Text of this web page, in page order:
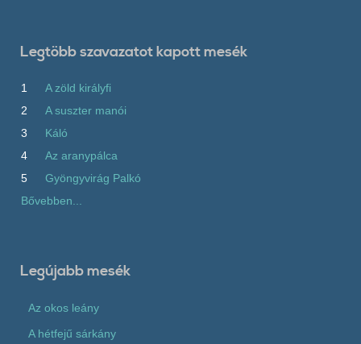
Legtöbb szavazatot kapott mesék
1
A zöld királyfi
2
A suszter manói
3
Káló
4
Az aranypálca
5
Gyöngyvirág Palkó
Bővebben...
Legújabb mesék
Az okos leány
A hétfejű sárkány